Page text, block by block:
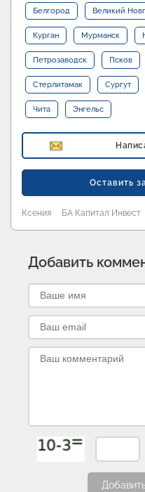
Белгород Великий
Курган Мурманск
Петрозаводск Псков
Стерлитамак Сургут
Чита Энгельс
Оставить
Ксения БА Капитал Инвест
Добавить